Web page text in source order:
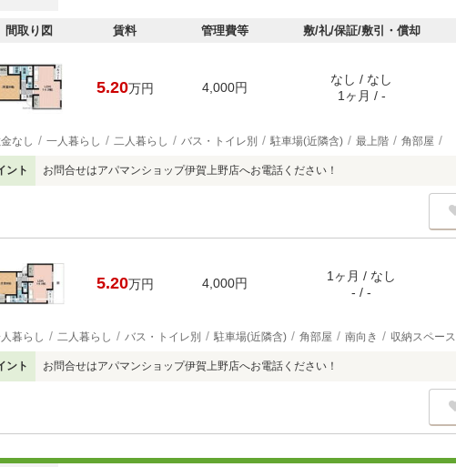
間取り図 賃料 管理費等 敷/礼/保証/敷引・償却
5.20万円 4,000円
なし / なし
1ヶ月 / -
なし 一人暮らし 二人暮らし バス・トイレ別 駐車場(近隣含) 最上階 角部屋
ント お問合せはアパマンショップ伊賀上野店へお電話ください！
5.20万円 4,000円
1ヶ月 / なし
- / -
暮らし 二人暮らし バス・トイレ別 駐車場(近隣含) 角部屋 南向き 収納スペース
ント お問合せはアパマンショップ伊賀上野店へお電話ください！